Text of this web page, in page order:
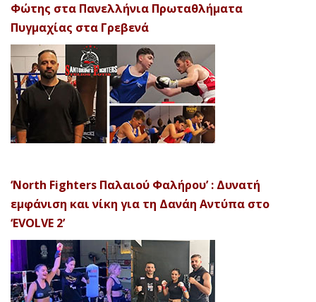
Φώτης στα Πανελλήνια Πρωταθλήματα
Πυγμαχίας στα Γρεβενά
‘North Fighters Παλαιού Φαλήρου’ : Δυνατή
εμφάνιση και νίκη για τη Δανάη Αντύπα στο
‘EVOLVE 2’